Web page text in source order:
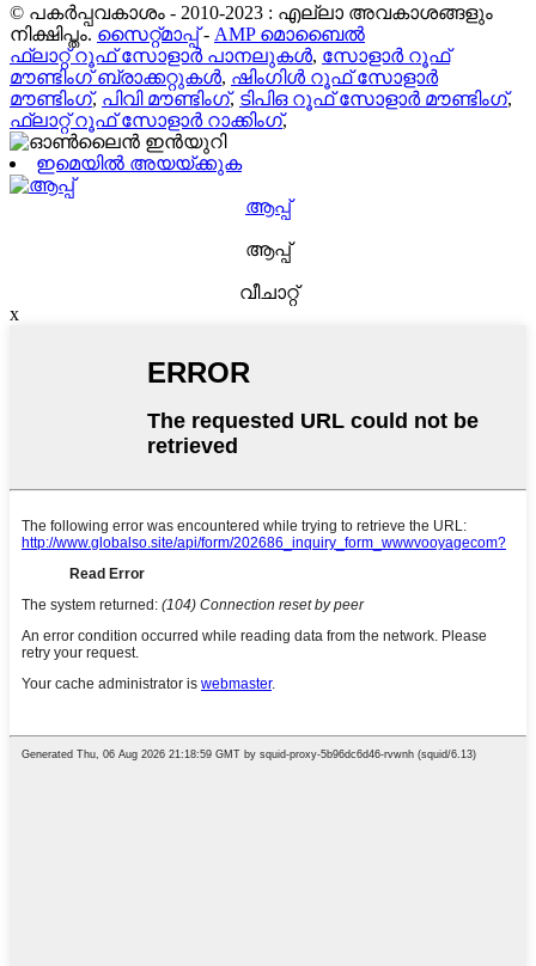
© പകർപ്പവകാശം - 2010-2023 : എല്ലാ അവകാശങ്ങളും
നിക്ഷിപ്തം. സൈറ്റ്മാപ്പ്- AMP മൊബൈൽ
ഫ്ലാറ്റ് റൂഫ് സോളാർ പാനലുകൾ, സോളാർ റൂഫ്
മൗണ്ടിംഗ് ബ്രാക്കറ്റുകൾ, ഷിംഗിൾ റൂഫ് സോളാർ
മൗണ്ടിംഗ്, പിവി മൗണ്ടിംഗ്, ടിപിഒ റൂഫ് സോളാർ മൗണ്ടിംഗ്,
ഫ്ലാറ്റ് റൂഫ് സോളാർ റാക്കിംഗ്,
ഇമെയിൽ അയയ്ക്കുക
ആപ്പ്
ആപ്പ്
വീചാറ്റ്
x